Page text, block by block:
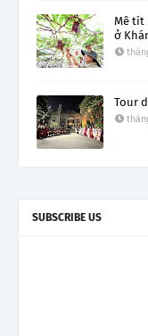
Mê tít
ở
Tour
SUBSCRIBE US